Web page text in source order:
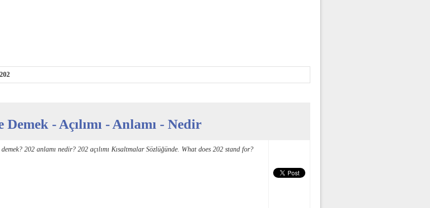
202
Demek - Açılımı - Anlamı - Nedir
202 anlamı nedir? 202 açılımı Kısaltmalar Sözlüğünde. What does 202 stand for?